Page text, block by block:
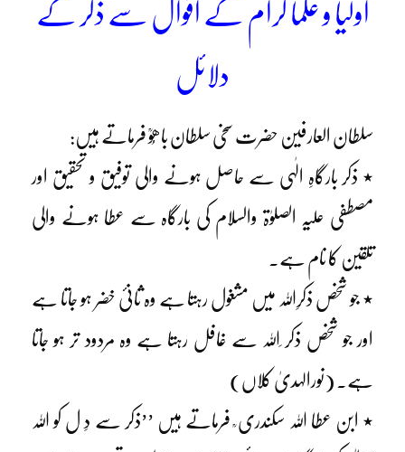
اولیا و علما کرام کے اقوال سے ذکر کے
دلائل
سلطان العارفین حضرت سخی سلطان باھُوؒ فرماتے ہیں:
٭ ذکر بارگاہِ الٰہی سے حاصل ہونے والی توفیق و تحقیق اور
مصطفی علیہ الصلوٰۃ والسلام کی بارگاہ سے عطا ہونے والی
تلقین کا نام ہے۔
٭ جو شخص ذکرِاللہ میں مشغول رہتا ہے وہ ثانیٔ خضر ہو جاتا ہے
اور جو شخص ذکر ِاللہ سے غافل رہتا ہے وہ مردود تر ہو جاتا
ہے۔ (نورالہدیٰ کلاں)
٭ ابن عطا اللہ سکندری ؒ فرماتے ہیں ’’ذکر سے دِ ل کو اللہ